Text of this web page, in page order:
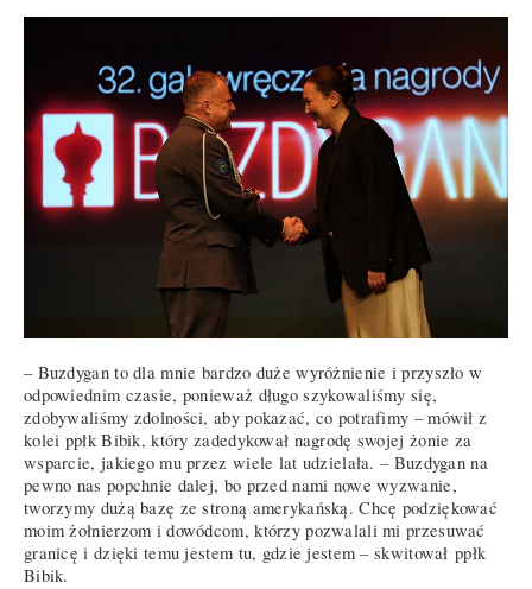
– Buzdygan to dla mnie bardzo duże wyróżnienie i przyszło w
odpowiednim czasie, ponieważ długo szykowaliśmy się,
zdobywaliśmy zdolności, aby pokazać, co potrafimy – mówił z
kolei ppłk Bibik, który zadedykował nagrodę swojej żonie za
wsparcie, jakiego mu przez wiele lat udzielała. – Buzdygan na
pewno nas popchnie dalej, bo przed nami nowe wyzwanie,
tworzymy dużą bazę ze stroną amerykańską. Chcę podziękować
moim żołnierzom i dowódcom, którzy pozwalali mi przesuwać
granicę i dzięki temu jestem tu, gdzie jestem – skwitował ppłk
Bibik.